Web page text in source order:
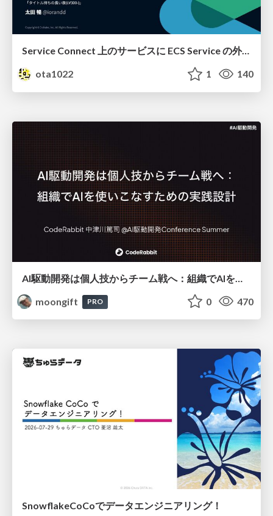
Service Connect 上のサービスに ECS Service の外側から到達できなかった話
ota1022
1 140
moongift
PRO 0 470
SnowflakeCoCoでデータエンジニアリング！